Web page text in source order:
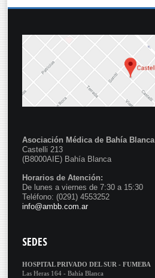
Asociación Médica de Bahía Blanca
Castelli 213
(B8000AIE) Bahía Blanca
Horarios de Atención:
De lunes a viernes de 7:30 a 15:30
Teléfono: (0291) 4553252
info@ambb.com.ar
SEDES
HOSPITAL PRIVADO DEL SUR - FUMEBA
Las Heras 164 - Bahía Blanca